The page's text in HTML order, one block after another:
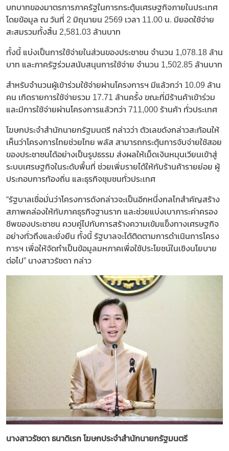
บทบาทของมาตรการภาครัฐในการกระตุ้นเศรษฐกิจภายในประเทศ
โดยข้อมูล ณ วันที่ 2 มิถุนายน 2569 เวลา 11.00 น. มียอดใช้จ่าย
สะสมรวมทั้งสิ้น 2,581.03 ล้านบาท
ทั้งนี้ แบ่งเป็นการใช้จ่ายในส่วนของประชาชน จำนวน 1,078.18 ล้าน
บาท และภาครัฐร่วมสนับสนุนการใช้จ่าย จำนวน 1,502.85 ล้านบาท
สำหรับจำนวนผู้เข้าร่วมใช้จ่ายผ่านโครงการฯ มีแล้วกว่า 10.09 ล้าน
คน เกิดรายการใช้จ่ายรวม 17.71 ล้านครั้ง ขณะที่มีร้านค้าเข้าร่วม
และมีการใช้จ่ายผ่านโครงการแล้วกว่า 711,000 ร้านค้า ทั่วประเทศ
โฆษกประจำสำนักนายกรัฐมนตรี กล่าวว่า ตัวเลขดังกล่าวสะท้อนให้
เห็นว่าโครงการไทยช่วยไทย พลัส สามารถกระตุ้นการจับจ่ายใช้สอย
ของประชาชนได้อย่างเป็นรูปธรรม ส่งผลให้เม็ดเงินหมุนเวียนเข้าสู่
ระบบเศรษฐกิจในระดับพื้นที่ ช่วยเพิ่มรายได้ให้กับร้านค้ารายย่อย ผู้
ประกอบการท้องถิ่น และธุรกิจชุมชนทั่วประเทศ
“รัฐบาลเชื่อมั่นว่าโครงการดังกล่าวจะเป็นอีกหนึ่งกลไกสำคัญสร้าง
สภาพคล่องให้กับภาคธุรกิจฐานราก และช่วยแบ่งเบาภาระค่าครอง
ชีพของประชาชน ควบคู่ไปกับการสร้างความเข้มแข็งทางเศรษฐกิจ
อย่างทั่วถึงและยั่งยืน ทั้งนี้ รัฐบาลจะได้ติดตามการดำเนินการโครง
การฯ เพื่อให้จัดทำเป็นข้อมูลมหภาคเพื่อใช้ประโยชน์ในเชิงนโยบาย
ต่อไป” นางสาวรัชดา กล่าว
นางสาวรัชดา ธนาดิเรก โฆษกประจำสำนักนายกรัฐมนตรี